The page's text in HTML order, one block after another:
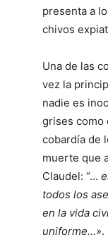
presenta a
chivos
Una de las
vez la
nadie es
grises como
cobardía de
muerte que
Claudel: “…
todos los
en la vida
uniforme…».